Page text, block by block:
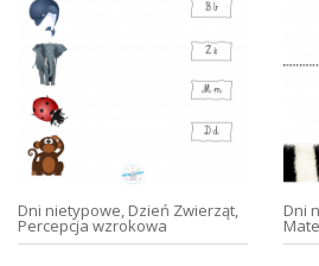
Dni nietypowe, Dzień Zwierząt,
Percepcja wzrokowa
Dni